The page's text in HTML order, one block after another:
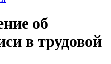
об
в трудовой